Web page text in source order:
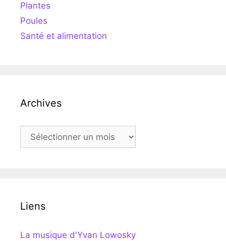
Plantes
Poules
Santé et alimentation
Archives
Archives
Liens
La musique d'Yvan Lowosky